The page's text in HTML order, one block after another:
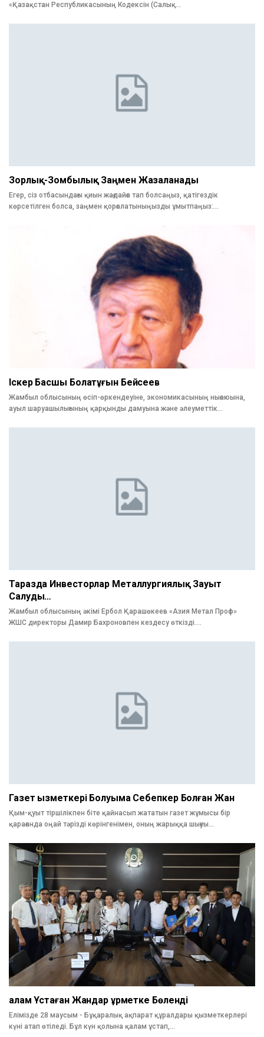
«Қазақстан Республикасының Кодексін (Салық…
Зорлық-Зомбылық Заңмен Жазаланады
Егер, сіз отбасындағы қиын жағдайға тап болсаңыз, қатігездік
көрсетілген болса, заңмен қорғалатыныңызды ұмытпаңыз:…
Іскер Басшы Болатұғын Бейсеев
Жамбыл облысының өсіп-өркендеуіне, экономикасының нығаюына,
ауыл шаруашылығының қарқынды дамуына және әлеуметтік…
Таразда Инвесторлар Металлургиялық Зауыт
Салуды…
Жамбыл облысының әкімі Ербол Қарашөкеев «Азия Метал Проф»
ЖШС директоры Дамир Бахроновпен кездесу өткізді.…
Газет Қызметкері Болуыма Себепкер Болған Жан
Қым-қуыт тіршілікпен біте қайнасып жататын газет жұмысы бір
қарағанда оңай тәрізді көрінгенімен, оның жарыққа шығуы…
Қалам Ұстаған Жандар Құрметке Бөленді
Елімізде 28 маусым - Бұқаралық ақпарат құралдары қызметкерлері
күні атап өтіледі. Бұл күн қолына қалам ұстап,…